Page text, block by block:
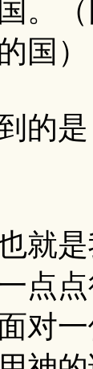
。
国）
的
就
点
对